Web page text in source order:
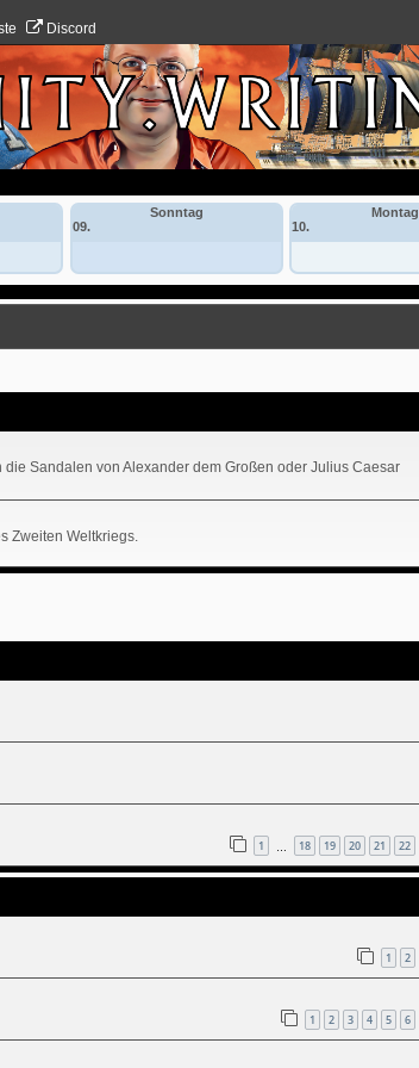
Discord
Sonntag
09.
Montag
10.
Sandalen von Alexander dem Großen oder Julius Caesar
Zweiten Weltkriegs.
1 18 19 20 21 22
1 2
1 2 3 4 5 6